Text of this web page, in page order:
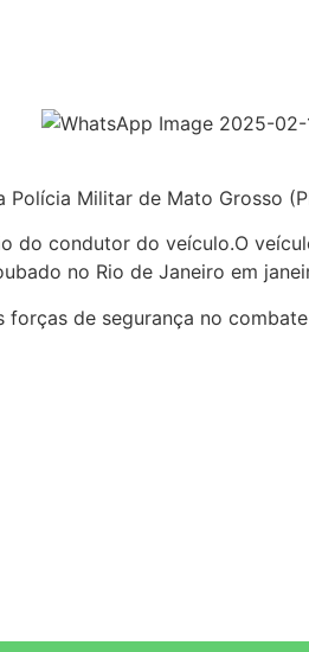
Polícia Militar de Mato Grosso
do condutor do veículo.O
no Rio de Janeiro em
de segurança no